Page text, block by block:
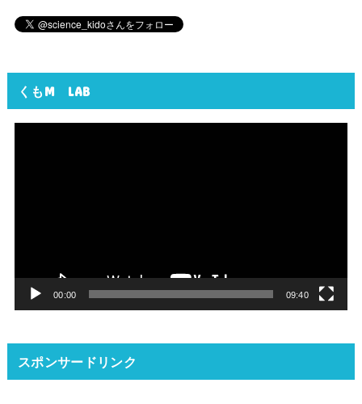
くもM LAB
00:00 09:40
スポンサードリンク